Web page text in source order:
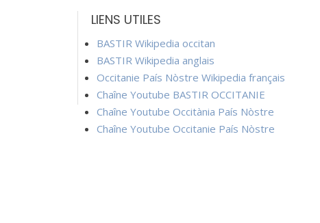
LIENS UTILES
BASTIR Wikipedia occitan
BASTIR Wikipedia anglais
Occitanie País Nòstre Wikipedia français
Chaîne Youtube BASTIR OCCITANIE
Chaîne Youtube Occitània País Nòstre
Chaîne Youtube Occitanie País Nòstre